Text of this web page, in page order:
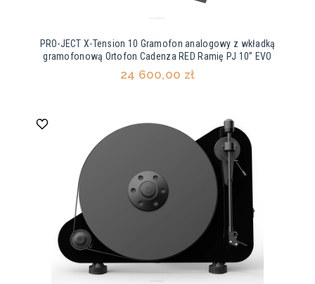
PRO-JECT X-Tension 10 Gramofon analogowy z wkładką
gramofonową Ortofon Cadenza RED Ramię PJ 10” EVO
24 600,00 zł